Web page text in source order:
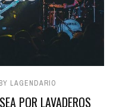
BY LAGENDARIO
POR LAVADEROS